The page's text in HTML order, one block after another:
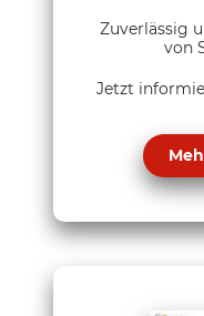
Zuverlässig
von
Jetzt